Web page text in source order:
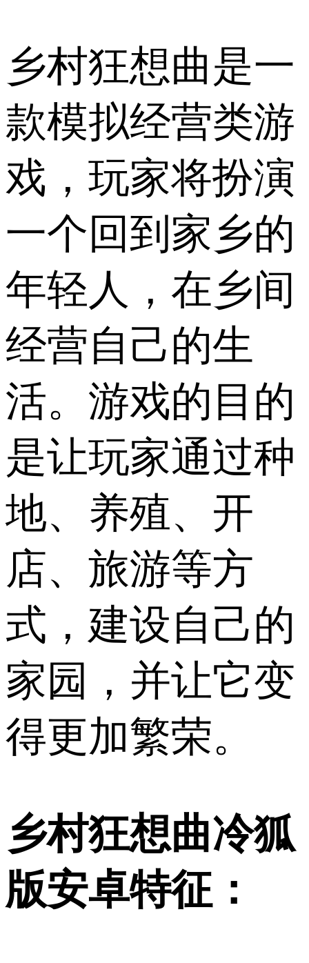
乡村狂想曲是一
款模拟经营类游
戏，玩家将扮演
一个回到家乡的
年轻人，在乡间
经营自己的生
活。游戏的目的
是让玩家通过种
地、养殖、开
店、旅游等方
式，建设自己的
家园，并让它变
得更加繁荣。
乡村狂想曲冷狐
版安卓特征：